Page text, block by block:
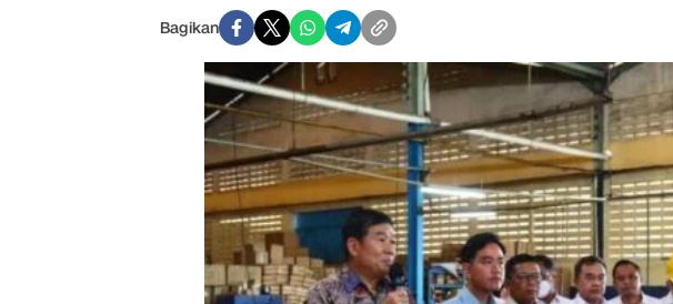
Bagikan